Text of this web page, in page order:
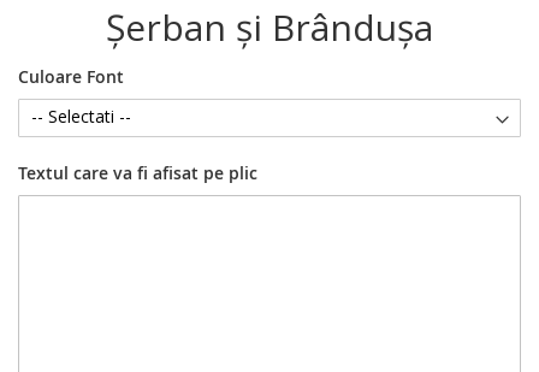
Şerban şi Brânduşa
Culoare Font
Textul care va fi afisat pe plic